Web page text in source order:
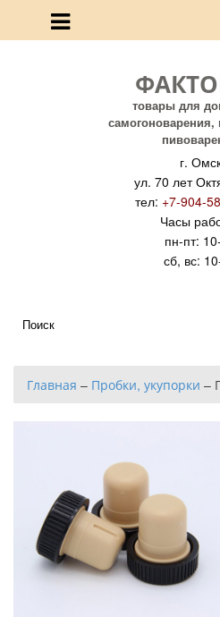
товары для
самогоноварения,
г.
ул. 70 лет
тел: +7-904-
Часы
пн-пт:
сб, вс:
Главная – Пробки, укупорки –